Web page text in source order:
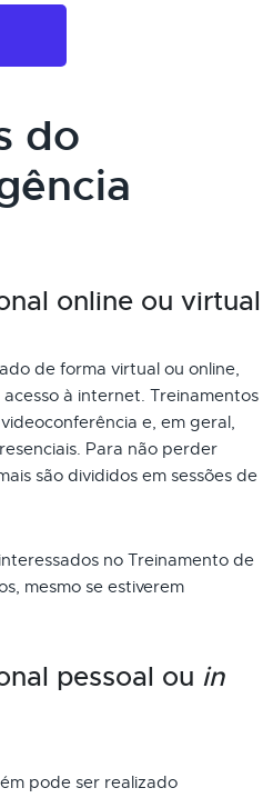
do
online ou virtual
de forma virtual ou online,
à internet. Treinamentos
e, em geral,
Para não perder
são divididos em sessões de
no Treinamento de
mesmo se estiverem
pessoal ou in
pode ser realizado